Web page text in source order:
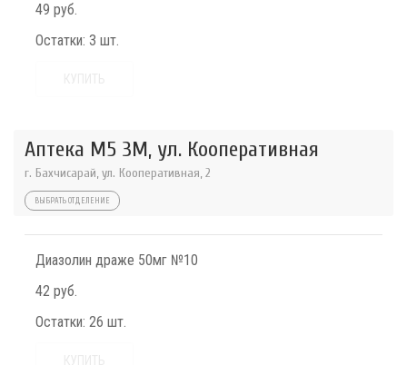
49 руб.
Остатки: 3 шт.
Аптека М5 3М, ул. Кооперативная
г. Бахчисарай, ул. Кооперативная, 2
ВЫБРАТЬ ОТДЕЛЕНИЕ
Диазолин драже 50мг №10
42 руб.
Остатки: 26 шт.